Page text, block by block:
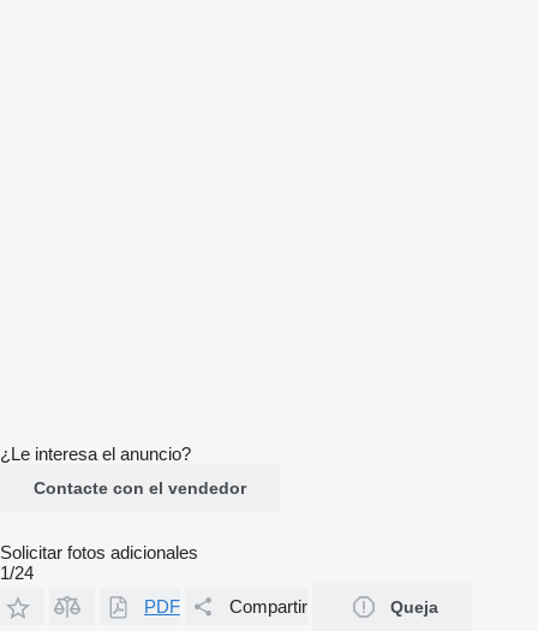
¿Le interesa el anuncio?
Contacte con el vendedor
Solicitar fotos adicionales
1/24
PDF
Compartir Queja